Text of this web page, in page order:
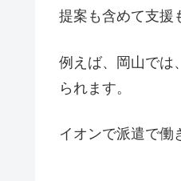
提案も含めて支援
例えば、岡山では
られます。
イオンで派遣で働